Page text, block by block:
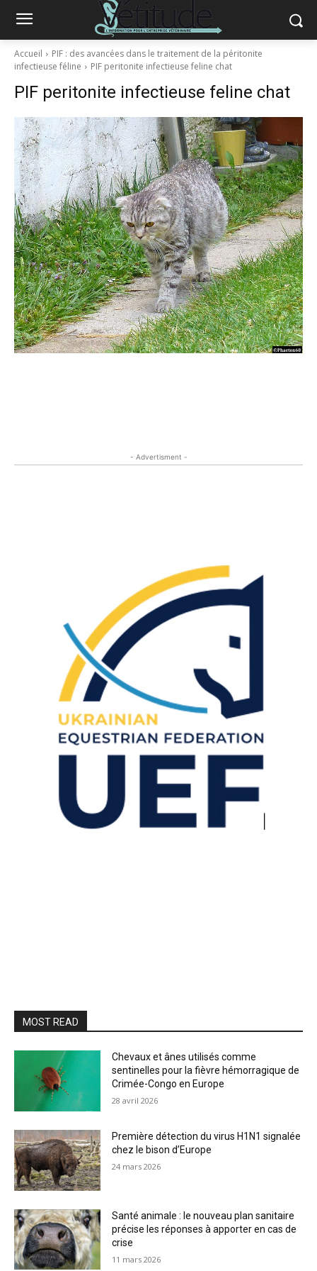
Accueil
PIF : des avancées dans le traitement de la péritonite
infectieuse féline
PIF peritonite infectieuse feline chat
PIF peritonite infectieuse feline chat
- Advertisment -
MOST READ
Chevaux et ânes utilisés comme
sentinelles pour la fièvre hémorragique de
Crimée-Congo en Europe
28 avril 2026
Première détection du virus H1N1 signalée
chez le bison d’Europe
24 mars 2026
Santé animale : le nouveau plan sanitaire
précise les réponses à apporter en cas de
crise
11 mars 2026